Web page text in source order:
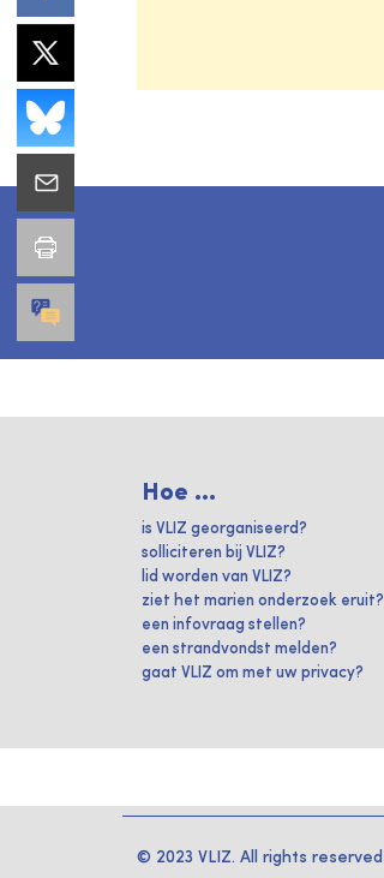
Hoe ...
is VLIZ georganiseerd?
solliciteren bij VLIZ?
lid worden van VLIZ?
ziet het marien onderzoek eruit?
een infovraag stellen?
een strandvondst melden?
gaat VLIZ om met uw privacy?
© 2023 VLIZ. All rights reserved